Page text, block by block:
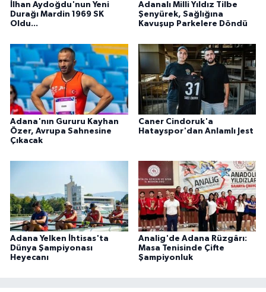
İlhan Aydoğdu'nun Yeni
Durağı Mardin 1969 SK
Oldu...
Adanalı Milli Yıldız Tilbe
Şenyürek, Sağlığına
Kavuşup Parkelere Döndü
Adana'nın Gururu Kayhan
Özer, Avrupa Sahnesine
Çıkacak
Caner Cindoruk'a
Hatayspor'dan Anlamlı Jest
Adana Yelken İhtisas'ta
Dünya Şampiyonası
Heyecanı
Analig'de Adana Rüzgârı:
Masa Tenisinde Çifte
Şampiyonluk